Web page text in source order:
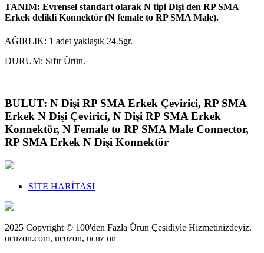
TANIM: Evrensel standart olarak N tipi Dişi den RP SMA
Erkek delikli Konnektör (N female to RP SMA Male).
AĞIRLIK: 1 adet yaklaşık 24.5gr.
DURUM: Sıfır Ürün.
BULUT: N Dişi RP SMA Erkek Çevirici, RP SMA
Erkek N Dişi Çevirici, N Dişi RP SMA Erkek
Konnektör, N Female to RP SMA Male Connector,
RP SMA Erkek N Dişi Konnektör
SİTE HARİTASI
2025 Copyright © 100'den Fazla Ürün Çeşidiyle Hizmetinizdeyiz.
ucuzon.com, ucuzon, ucuz on